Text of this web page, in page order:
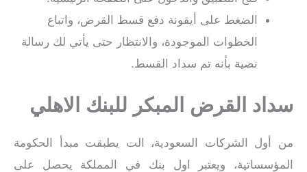
الضغط على أيقونة دفع قسط القرض، واتباع
الخطوات الموجودة، والانتظار حتى يأتي لك رسالة
نصية بأنه تم سداد القسط.
سداد القرض المبكر للبنك الاهلي
من أول الشركات السعودية، الت يطبقت مبدأ الحكومة
المؤسساتية، ويعتبر اول بنك في المملكة يحصل على